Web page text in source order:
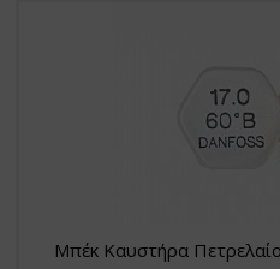
Μπέκ Καυστήρα